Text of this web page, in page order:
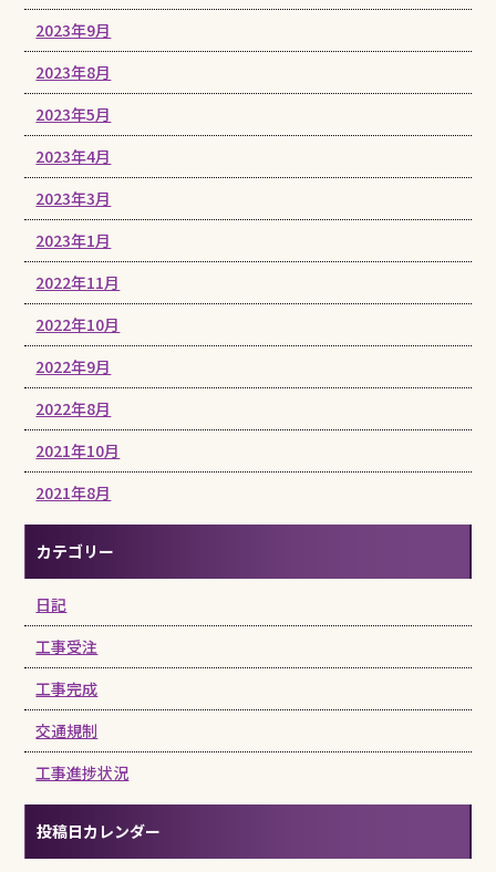
2023年9月
2023年8月
2023年5月
2023年4月
2023年3月
2023年1月
2022年11月
2022年10月
2022年9月
2022年8月
2021年10月
2021年8月
カテゴリー
日記
工事受注
工事完成
交通規制
工事進捗状況
投稿日カレンダー